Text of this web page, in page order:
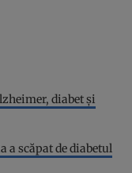
diabet şi
a scăpat de diabetul